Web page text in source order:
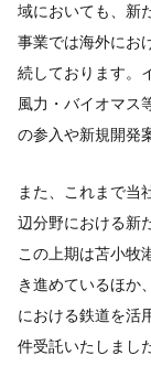
域においても、新
事業では海外にお
続しております。
風力・バイオマス
の参入や新規開発
また、これまで当
辺分野における新
この上期は苫小牧
き進めているほか
における鉄道を活
件受託いたしまし